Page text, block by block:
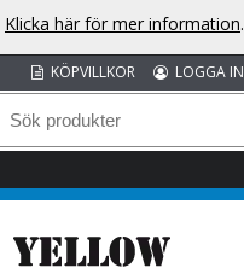
LOGGA IN
KÖPVILLKOR
Klicka här för mer information.